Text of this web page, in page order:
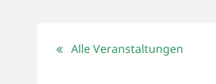
Alle Veranstaltungen